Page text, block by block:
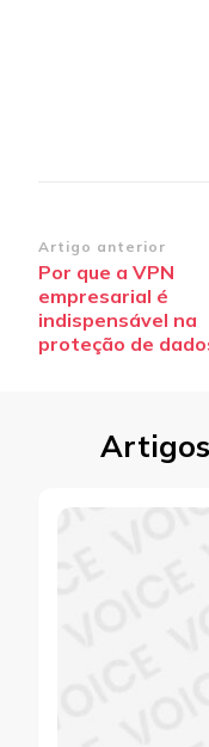
Navegação
de
post
Artigo anterior
Por que a VPN
empresarial é
indispensável na
proteção de